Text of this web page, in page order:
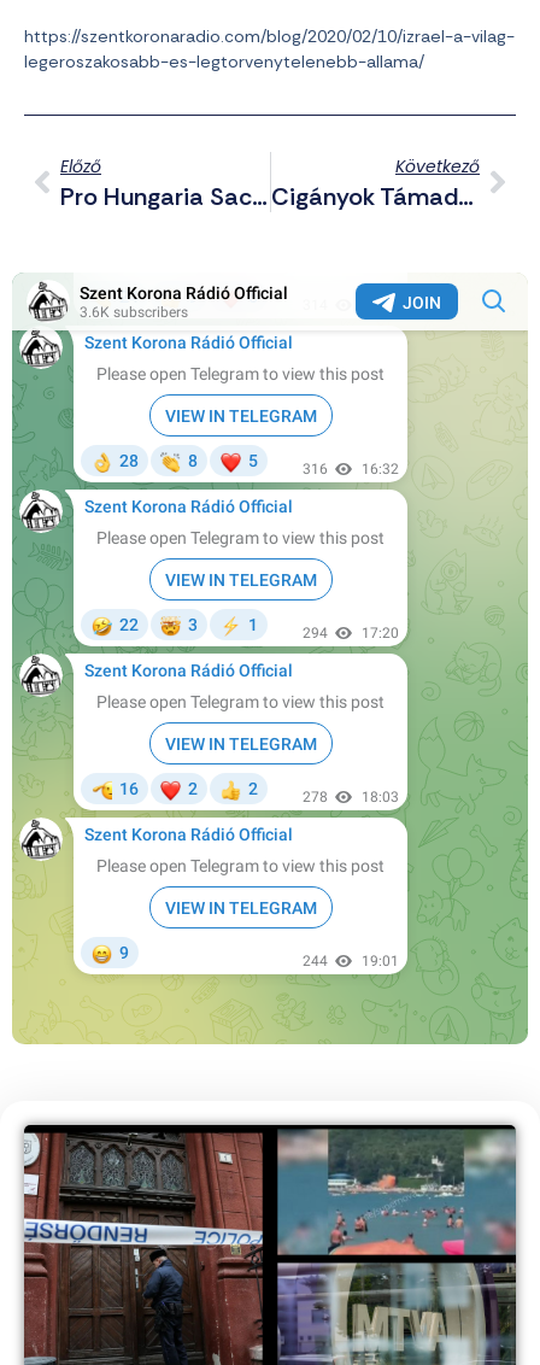
https://szentkoronaradio.com/blog/2020/02/10/izrael-a-vilag-
legeroszakosabb-es-legtorvenytelenebb-allama/
Előző
Pro Hungaria Sacra Papja: A XX. Század Nagy Átverése, Avagy Az Új Liturgia – 1. Rész
Következő
Cigányok Támadtak A Rendőrökre Fejszével És Betondarabokkal Borsodban